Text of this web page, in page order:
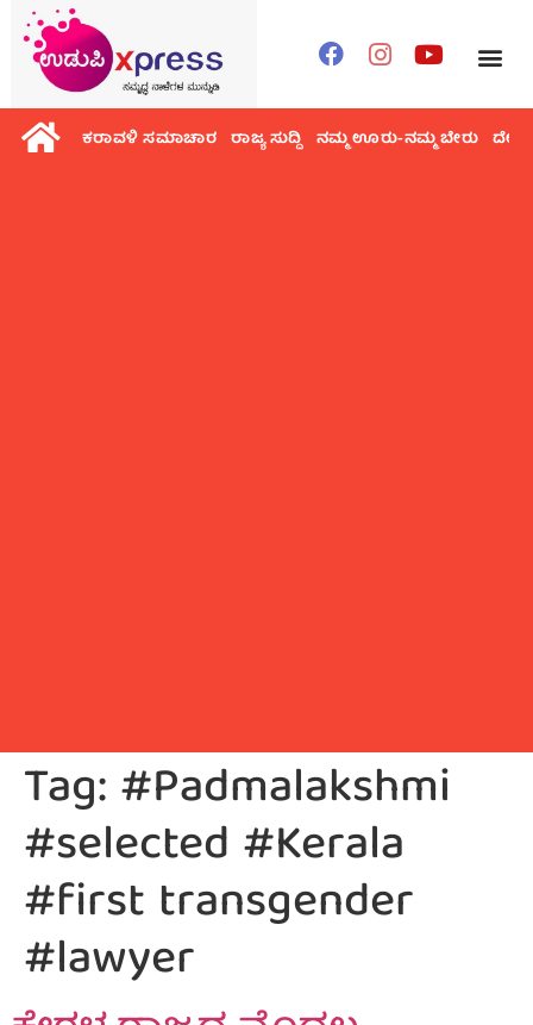
ಕರಾವಳಿ ಸಮಾಚಾರ ರಾಜ್ಯ ಸುದ್ದಿ ನಮ್ಮ ಊರು-ನಮ್ಮ ಬೇರು ದೇಶ
Tag:#Padmalakshmi
#selected #Kerala
#first transgender
#lawyer